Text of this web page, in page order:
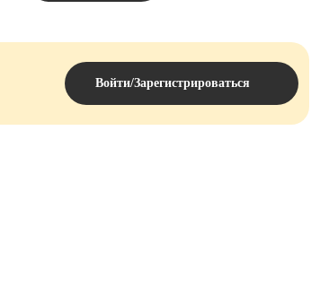
Войти/Зарегистрироваться